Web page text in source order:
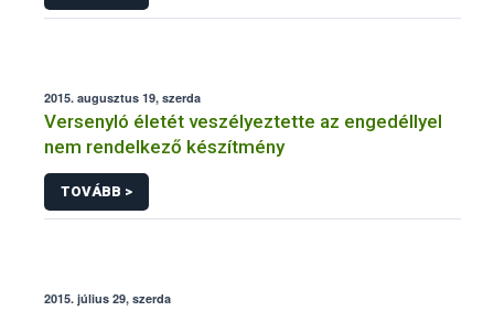
2015. augusztus 19, szerda
Versenyló életét veszélyeztette az engedéllyel
nem rendelkező készítmény
TOVÁBB >
2015. július 29, szerda